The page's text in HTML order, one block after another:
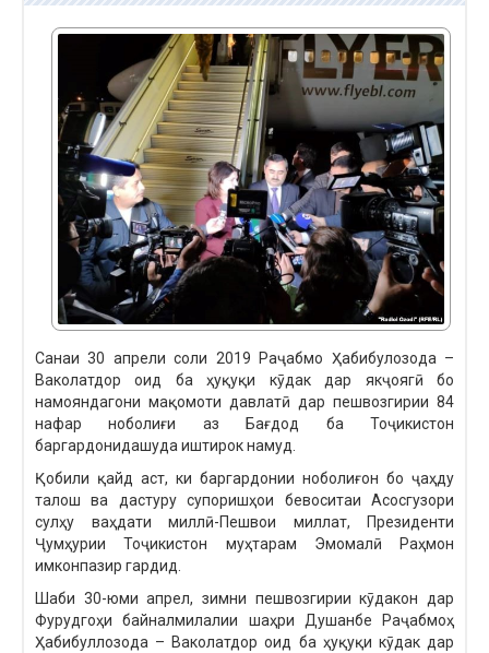
Санаи 30 апрели соли 2019 Раҷабмо Ҳабибулозода –
Ваколатдор оид ба ҳуқуқи кӯдак дар якҷоягӣ бо
намояндагони мақомоти давлатӣ дар пешвозгирии 84
нафар ноболиғи аз Бағдод ба Тоҷикистон
баргардонидашуда иштирок намуд.
Қобили қайд аст, ки баргардонии ноболиғон бо ҷаҳду
талош ва дастуру супоришҳои бевоситаи Асосгузори
сулҳу ваҳдати миллӣ-Пешвои миллат, Президенти
Ҷумҳурии Тоҷикистон муҳтарам Эмомалӣ Раҳмон
имконпазир гардид.
Шаби 30-юми апрел, зимни пешвозгирии кӯдакон дар
Фурудгоҳи байналмилалии шаҳри Душанбе Раҷабмоҳ
Ҳабибуллозода – Ваколатдор оид ба ҳуқуқи кӯдак дар